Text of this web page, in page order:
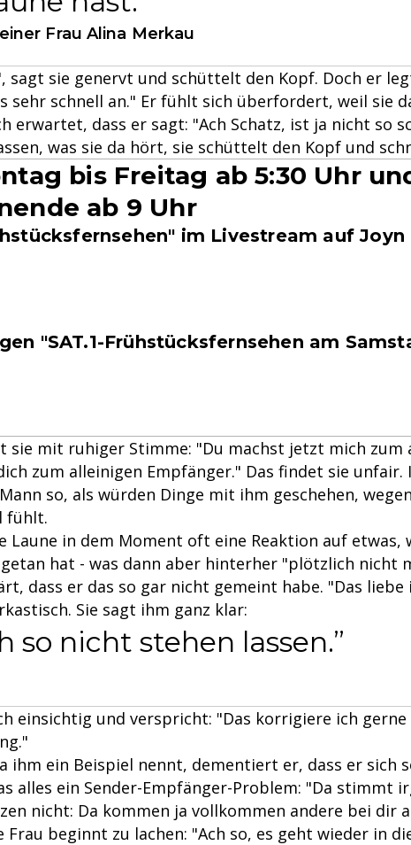
Frau Alina Merkau
sagt sie genervt und schüttelt den Kopf. Doch er
sehr schnell an." Er fühlt sich überfordert, weil sie
erwartet, dass er sagt: "Ach Schatz, ist ja nicht so
was sie da hört, sie schüttelt den Kopf und
bis Freitag ab 5:30 Uhr
ab 9 Uhr
im Livestream auf Joyn
"SAT.1-Frühstücksfernsehen am
sie mit ruhiger Stimme: "Du machst jetzt mich zum
zum alleinigen Empfänger." Das findet sie unfair.
so, als würden Dinge mit ihm geschehen,
fühlt.
Laune in dem Moment oft eine Reaktion auf etwas,
hat - was dann aber hinterher "plötzlich nicht
dass er das so gar nicht gemeint habe. "Das liebe
Sie sagt ihm ganz klar:
so nicht stehen lassen.
einsichtig und verspricht: "Das korrigiere ich
ihm ein Beispiel nennt, dementiert er, dass er sich
alles ein Sender-Empfänger-Problem: "Da stimmt
nicht: Da kommen ja vollkommen andere bei dir
Frau beginnt zu lachen: "Ach so, es geht wieder in